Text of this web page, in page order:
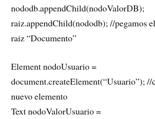
nododb.appendChild(nodoValorDB);
raiz.appendChild(nododb); //pegamos
raiz “Documento”
Element nodoUsuario =
document.createElement(“Usuario”); //
nuevo elemento
Text nodoValorUsuario =